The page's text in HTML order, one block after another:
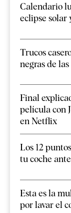
Calendario
eclipse solar
Trucos
negras de
Final
película con
en Netflix
Los 12
tu coche
Esta es la
por lavar el